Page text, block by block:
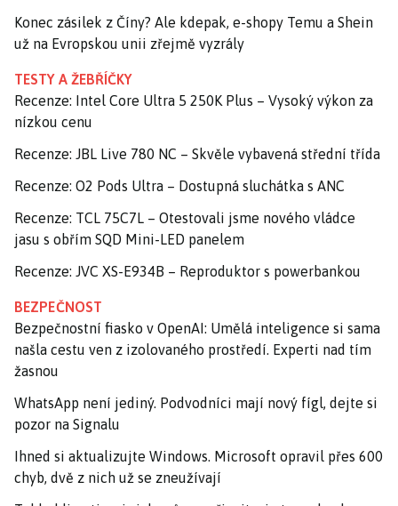
Konec zásilek z Číny? Ale kdepak, e-shopy Temu a Shein
už na Evropskou unii zřejmě vyzrály
TESTY A ŽEBŘÍČKY
Recenze: Intel Core Ultra 5 250K Plus – Vysoký výkon za
nízkou cenu
Recenze: JBL Live 780 NC – Skvěle vybavená střední třída
Recenze: O2 Pods Ultra – Dostupná sluchátka s ANC
Recenze: TCL 75C7L – Otestovali jsme nového vládce
jasu s obřím SQD Mini-LED panelem
Recenze: JVC XS-E934B – Reproduktor s powerbankou
BEZPEČNOST
Bezpečnostní fiasko v OpenAI: Umělá inteligence si sama
našla cestu ven z izolovaného prostředí. Experti nad tím
žasnou
WhatsApp není jediný. Podvodníci mají nový fígl, dejte si
pozor na Signalu
Ihned si aktualizujte Windows. Microsoft opravil přes 600
chyb, dvě z nich už se zneužívají